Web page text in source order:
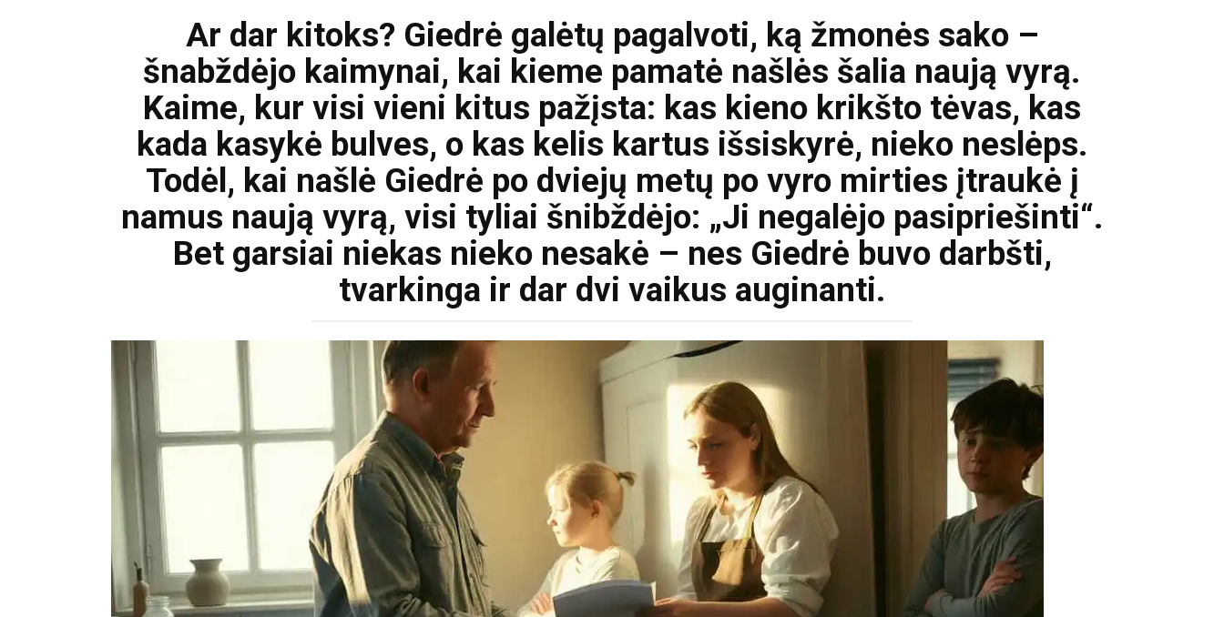
Ar dar kitoks? Giedrė galėtų pagalvoti, ką žmonės sako –
šnabždėjo kaimynai, kai kieme pamatė našlės šalia naują vyrą.
Kaime, kur visi vieni kitus pažįsta: kas kieno krikšto tėvas, kas
kada kasykė bulves, o kas kelis kartus išsiskyrė, nieko neslėps.
Todėl, kai našlė Giedrė po dviejų metų po vyro mirties įtraukė į
namus naują vyrą, visi tyliai šnibždėjo: „Ji negalėjo pasipriešinti“.
Bet garsiai niekas nieko nesakė – nes Giedrė buvo darbšti,
tvarkinga ir dar dvi vaikus auginanti.